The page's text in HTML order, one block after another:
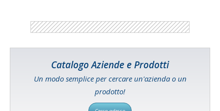
Catalogo Aziende e Prodotti
Un modo semplice per cercare un'azienda o un
prodotto!